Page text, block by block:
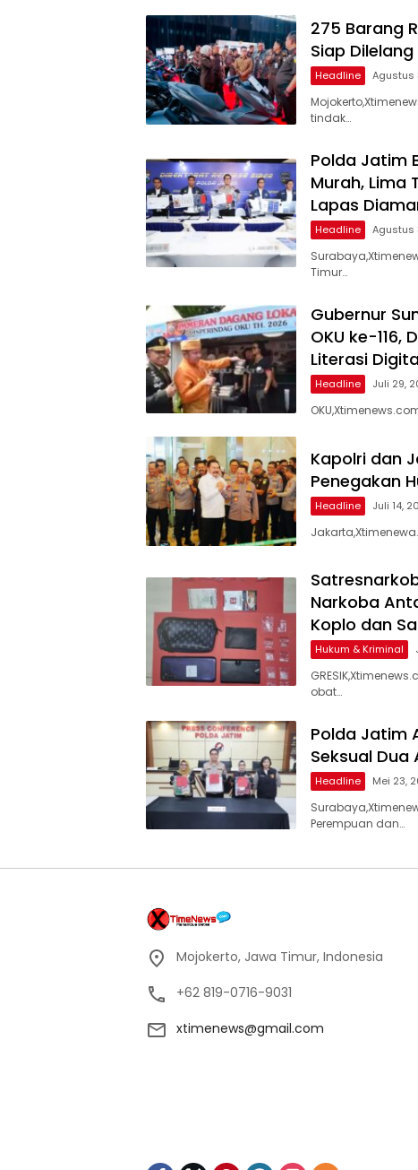
275 Barang
Siap
Headline Agustus
tindak…
Polda Jatim
Murah, Lima
Lapas
Headline Agustus
Timur…
Gubernur
OKU ke-116,
Literasi
Headline Juli 29,
Kapolri dan
Penegakan
Headline Juli 14,
Narkoba
Koplo dan
Hukum & Kriminal
obat…
Polda Jatim
Seksual Dua
Headline Mei 23,
Perempuan dan…
Mojokerto, Jawa Timur, Indonesia
+62 819-0716-9031
xtimenews@gmail.com